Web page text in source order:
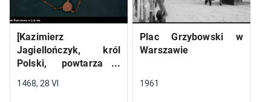
[Kazimierz
Jagiellończyk, król
Polski, powtarza i
wystawiony w Lublinie,
1468, 28 VI
Plac Grzybowski w
Warszawie
1961